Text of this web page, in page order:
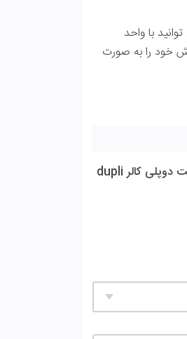
با واحد
نموده و سفارش خود را به صورت
اولین کسی باشید که دیدگاهی می نویسد “اسپری رنگ نارنجی فلورسنت دوپلی کالر dupli